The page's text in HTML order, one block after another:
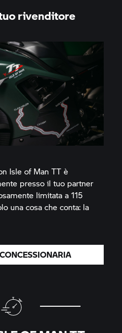
rivenditore
Isle of Man TT è
presso il tuo partner
limitata a 115
una cosa che conta: la